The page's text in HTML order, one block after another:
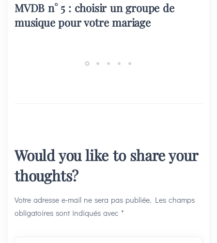
MVDB n° 5 : choisir un groupe de
musique pour votre mariage
Would you like to share your
thoughts?
Votre adresse e-mail ne sera pas publiée. Les champs
obligatoires sont indiqués avec *